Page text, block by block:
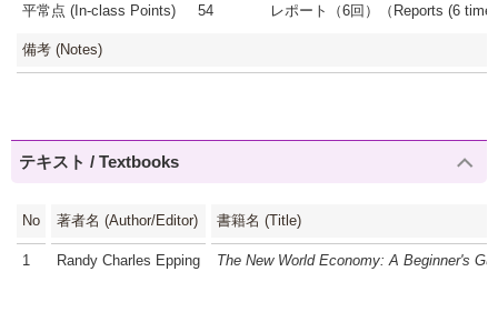
平常点 (In-class Points) 54 レポート（6回）（Reports (6
備考 (Notes)
テキスト / Textbooks
No 著者名 (Author/Editor) 書籍名 (Title)
1 Randy Charles Epping The New World Economy: A Beginner's